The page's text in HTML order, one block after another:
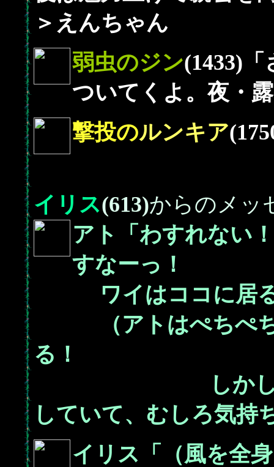
＞えんちゃん
弱虫のジン(1433)
ついてくよ。夜・
撃投のルンキア
イリス(613)からのメッ
アト「わすれない
すなーっ！
ワイはココに居る
（アトはぺちぺち
る！
しかしぬいぐ
していて、むしろ気持
イリス「（風を全